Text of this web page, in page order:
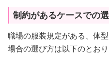
制約があるケースでの
職場の服装規定がある、体
場合の選び方は以下のとおり